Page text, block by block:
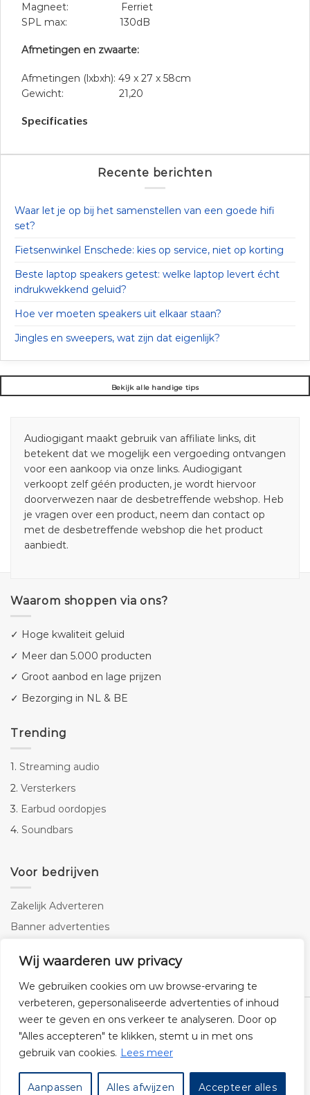
Wij waarderen uw privacy
We gebruiken cookies om uw browse-ervaring te
verbeteren, gepersonaliseerde advertenties of inhoud
weer te geven en ons verkeer te analyseren. Door op
"Alles accepteren" te klikken, stemt u in met ons
gebruik van cookies. Lees meer
Aanpassen Alles afwijzen Accepteer alles
Magneet: Ferriet
SPL max: 130dB
Afmetingen en zwaarte:
Afmetingen (lxbxh): 49 x 27 x 58cm
Gewicht: 21,20
Specificaties
Recente berichten
Waar let je op bij het samenstellen van een goede hifi
set?
Fietsenwinkel Enschede: kies op service, niet op korting
Beste laptop speakers getest: welke laptop levert écht
indrukwekkend geluid?
Hoe ver moeten speakers uit elkaar staan?
Jingles en sweepers, wat zijn dat eigenlijk?
Bekijk alle handige tips
Audiogigant maakt gebruik van affiliate links, dit
betekent dat we mogelijk een vergoeding ontvangen
voor een aankoop via onze links. Audiogigant
verkoopt zelf géén producten, je wordt hiervoor
doorverwezen naar de desbetreffende webshop. Heb
je vragen over een product, neem dan contact op
met de desbetreffende webshop die het product
aanbiedt.
Waarom shoppen via ons?
✓ Hoge kwaliteit geluid
✓ Meer dan 5.000 producten
✓ Groot aanbod en lage prijzen
✓ Bezorging in NL & BE
Trending
1. Streaming audio
2. Versterkers
3. Earbud oordopjes
4. Soundbars
Voor bedrijven
Zakelijk Adverteren
Banner advertenties
SEO copywriting